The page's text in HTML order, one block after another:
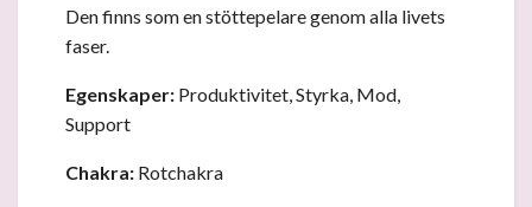
Den finns som en stöttepelare genom alla livets
faser.
Egenskaper: Produktivitet, Styrka, Mod,
Support
Chakra: Rotchakra